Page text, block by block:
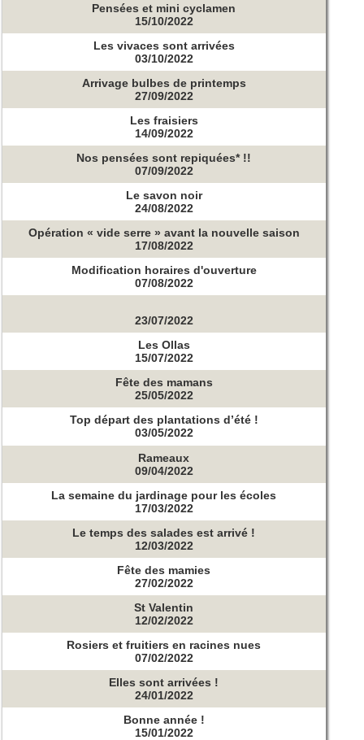
Pensées et mini cyclamen
15/10/2022
Les vivaces sont arrivées
03/10/2022
Arrivage bulbes de printemps
27/09/2022
Les fraisiers
14/09/2022
Nos pensées sont repiquées* !!
07/09/2022
Le savon noir
24/08/2022
Opération « vide serre » avant la nouvelle saison
17/08/2022
Modification horaires d'ouverture
07/08/2022
23/07/2022
Les Ollas
15/07/2022
Fête des mamans
25/05/2022
Top départ des plantations d’été !
03/05/2022
Rameaux
09/04/2022
La semaine du jardinage pour les écoles
17/03/2022
Le temps des salades est arrivé !
12/03/2022
Fête des mamies
27/02/2022
St Valentin
12/02/2022
Rosiers et fruitiers en racines nues
07/02/2022
Elles sont arrivées !
24/01/2022
Bonne année !
15/01/2022